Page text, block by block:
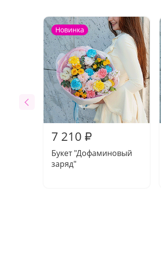
Новинка
7 210 ₽
Букет "Дофаминовый
заряд"